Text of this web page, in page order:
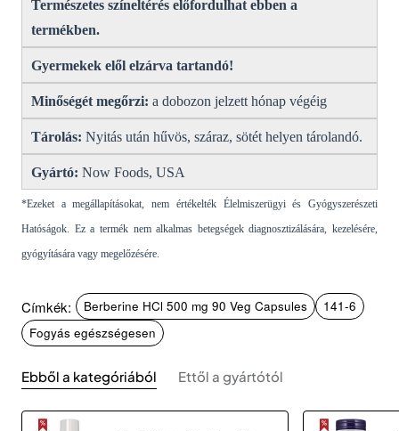
Természetes színeltérés előfordulhat ebben a
termékben.
Gyermekek elől elzárva tartandó!
Minőségét megőrzi: a dobozon jelzett hónap végéig
Tárolás: Nyitás után hűvös, száraz, sötét helyen tárolandó.
Gyártó: Now Foods, USA
*Ezeket a megállapításokat, nem értékelték Élelmiszerügyi és Gyógyszerészeti
Hatóságok. Ez a termék nem alkalmas betegségek diagnosztizálására, kezelésére,
gyógyítására vagy megelőzésére.
Címkék: Berberine HCl 500 mg 90 Veg Capsules
141-6
Fogyás egészségesen
Ebből a kategóriából Ettől a gyártótól